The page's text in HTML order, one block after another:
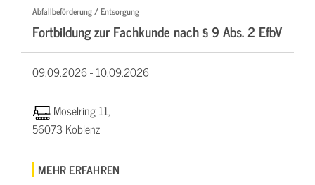
Abfallbeförderung / Entsorgung
Fortbildung zur Fachkunde nach § 9 Abs. 2 EfbV
09.09.2026 -10.09.2026
Moselring 11,
56073 Koblenz
MEHR ERFAHREN